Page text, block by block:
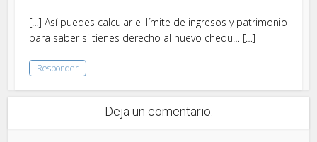
[…] Así puedes calcular el límite de ingresos y patrimonio
para saber si tienes derecho al nuevo chequ… […]
Responder
Deja un comentario.